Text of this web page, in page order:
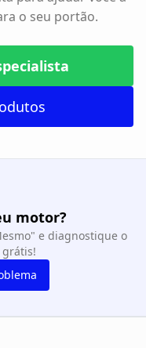
o seu portão.
motor?
e diagnostique o